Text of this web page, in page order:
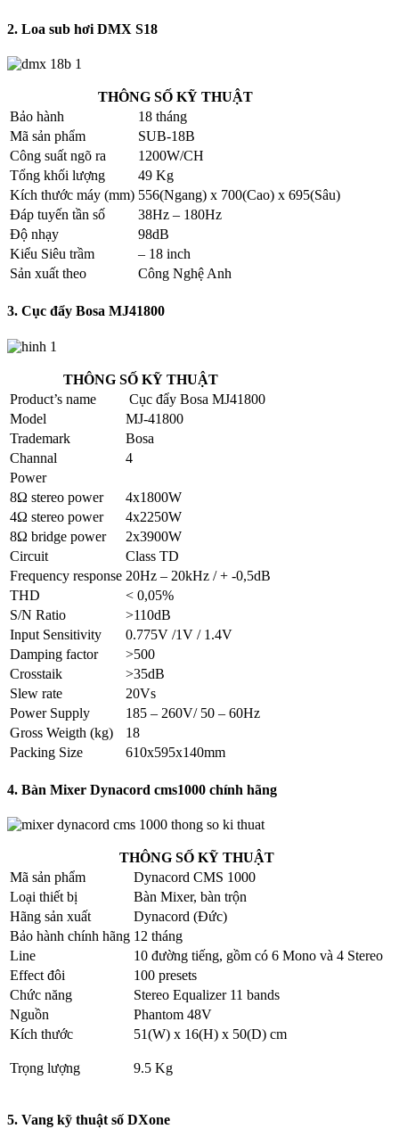
2. Loa sub hơi DMX S18
THÔNG SỐ KỸ THUẬT
Bảo hành
18 tháng
Mã sản phẩm
SUB-18B
Công suất ngõ ra
1200W/CH
Tổng khối lượng
49 Kg
Kích thước máy (mm) 556(Ngang) x 700(Cao) x 695(Sâu)
Đáp tuyến tần số
38Hz – 180Hz
Độ nhạy
98dB
Kiểu Siêu trầm
– 18 inch
Sản xuất theo
Công Nghệ Anh
3. Cục đẩy Bosa MJ41800
THÔNG SỐ KỸ THUẬT
Product’s name
Cục đẩy Bosa MJ41800
Model
MJ-41800
Trademark
Bosa
Channal
4
Power
8Ω stereo power
4x1800W
4Ω stereo power
4x2250W
8Ω bridge power
2x3900W
Circuit
Class TD
Frequency response 20Hz – 20kHz / + -0,5dB
THD
< 0,05%
S/N Ratio
>110dB
Input Sensitivity
0.775V /1V / 1.4V
Damping factor
>500
Crosstaik
>35dB
Slew rate
20Vs
Power Supply
185 – 260V/ 50 – 60Hz
Gross Weigth (kg)
18
Packing Size
610x595x140mm
4. Bàn Mixer Dynacord cms1000 chính hãng
THÔNG SỐ KỸ THUẬT
Mã sản phẩm
Dynacord CMS 1000
Loại thiết bị
Bàn Mixer, bàn trộn
Hãng sản xuất
Dynacord (Đức)
Bảo hành chính hãng 12 tháng
Line
10 đường tiếng, gồm có 6 Mono và 4 Stereo
Effect đôi
100 presets
Chức năng
Stereo Equalizer 11 bands
Nguồn
Phantom 48V
Kích thước
51(W) x 16(H) x 50(D) cm
Trọng lượng 9.5 Kg
5. Vang kỹ thuật số DXone